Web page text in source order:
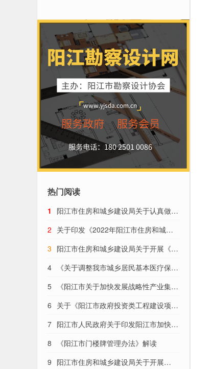
热门阅读
1
阳江市住房和城乡建设局关于认真做好
绿色建筑工程验收工作的通知
2 关于印发《2022年阳江市住房和城乡
建设局普法依法治理工作要点》的通知
3 阳江市住房和城乡建设局关于开展《广
东省 绿色建筑条例》实施效果评估督导
工作的通知
4
《关于调整我市城乡居民基本医疗保险
与大病保险待遇标准的通知》解读
5
《阳江市关于加快发展战略性产业集群
的实施方案》解读
6 关于《阳江市政府投资类工程建设项目
审批制度改革实施细则（修订版）》的政
策解读
7 阳江市人民政府关于印发阳江市加快发
展战略性产业集群实施方案的通知（阳府
函〔2022〕74号）
8
《阳江市门楼牌管理办法》解读
9 阳江市住房和城乡建设局关于开展